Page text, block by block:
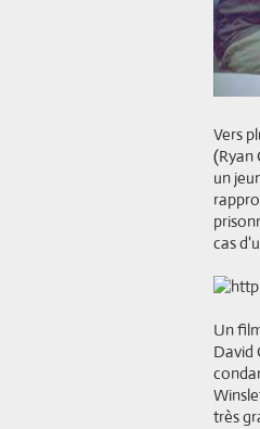
Vers
(Ryan
un
cas
Un
David
très